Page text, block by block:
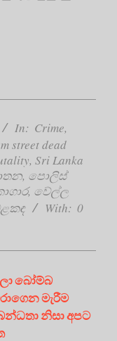
In: Crime,
street dead
, Sri Lanka
, පොලිස්
, වේල්ල
With: 0
බෝම්බ
මැරීම
නිසා අපට